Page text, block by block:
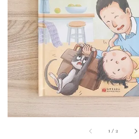
1 / 2